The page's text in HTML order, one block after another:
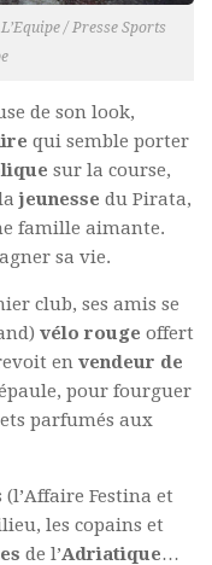
/ Presse Sports
de son look,
qui semble porter
sur la course,
lajeunesse du Pirata,
famille aimante.
sa vie.
club, ses amis se
vélo rouge offert
en vendeur de
pour fourguer
parfumés aux
Festina et
les copains et
de l’Adriatique…